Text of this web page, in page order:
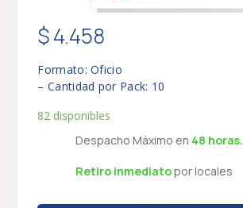
$4.458
Formato: Oficio
– Cantidad por Pack: 10
82 disponibles
Despacho Máximo en 48 horas.
Retiro inmediatopor locales